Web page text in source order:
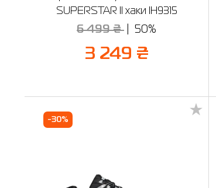
SUPERSTAR II хаки IH9315
6 499 ₴ 50%
3 249 ₴
-30%